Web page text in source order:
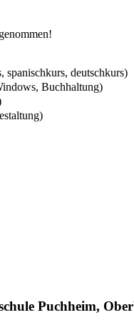
spanischkurs, deutschkurs)
Buchhaltung)
Puchheim,